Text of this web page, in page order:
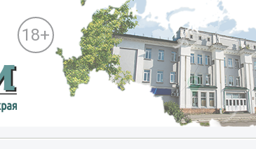
18+